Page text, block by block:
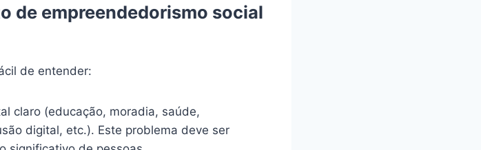
de empreendedorismo social
de entender:
claro (educação, moradia, saúde,
digital, etc.). Este problema deve ser